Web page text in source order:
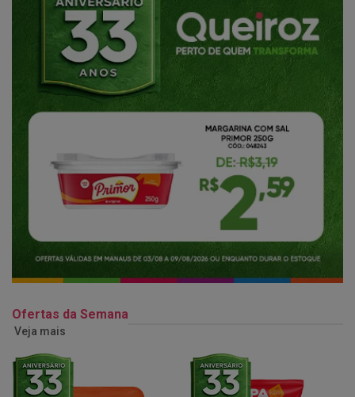
Ofertas da Semana
Veja mais